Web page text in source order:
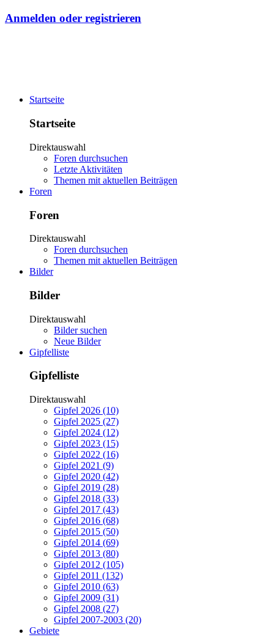
Anmelden oder registrieren
Startseite
Startseite
Direktauswahl
Foren durchsuchen
Letzte Aktivitäten
Themen mit aktuellen Beiträgen
Foren
Foren
Direktauswahl
Foren durchsuchen
Themen mit aktuellen Beiträgen
Bilder
Bilder
Direktauswahl
Bilder suchen
Neue Bilder
Gipfelliste
Gipfelliste
Direktauswahl
Gipfel 2026 (10)
Gipfel 2025 (27)
Gipfel 2024 (12)
Gipfel 2023 (15)
Gipfel 2022 (16)
Gipfel 2021 (9)
Gipfel 2020 (42)
Gipfel 2019 (28)
Gipfel 2018 (33)
Gipfel 2017 (43)
Gipfel 2016 (68)
Gipfel 2015 (50)
Gipfel 2014 (69)
Gipfel 2013 (80)
Gipfel 2012 (105)
Gipfel 2011 (132)
Gipfel 2010 (63)
Gipfel 2009 (31)
Gipfel 2008 (27)
Gipfel 2007-2003 (20)
Gebiete